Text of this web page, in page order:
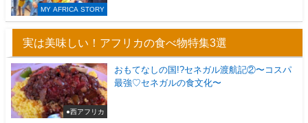
MY AFRICA STORY
実は美味しい！アフリカの食べ物特集3選
●西アフリカ
おもてなしの国!?セネガル渡航記②〜コスパ
最強♡セネガルの食文化〜